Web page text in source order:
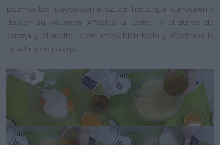
Batimos los huevos con el azúcar hasta que blanqueen y
doblen su volumen. Añadios la leche y el zumo de
naranja y el aceite. Mezclamos bien todo y añadimos la
ralladura de naranja.